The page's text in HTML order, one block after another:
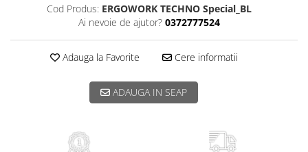
Cod Produs: ERGOWORK TECHNO Special_BL
Ai nevoie de ajutor? 0372777524
Adauga la Favorite Cere informatii
ADAUGA IN SEAP